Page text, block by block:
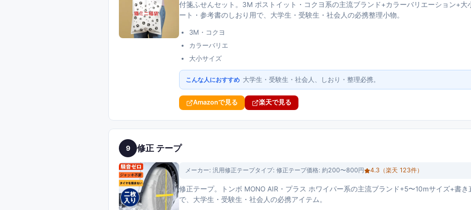
付箋ふせんセット。3M ポストイット・コクヨ系の主流ブランド+カラーバリエーション+大
ート・参考書のしおり用で、大学生・受験生・社会人の必携整理小物。
3M・コクヨ
カラーバリエ
大小サイズ
こんな人におすすめ 大学生・受験生・社会人、しおり・整理必携。
Amazonで見る 楽天で見る
9 修正 テープ
メーカー: 汎用修正テープタイプ: 修正テープ価格: 約200〜800円 4.3 （楽天 123件）
修正テープ。トンボ MONO AIR・プラス ホワイパー系の主流ブランド+5〜10mサイズ+書
で、大学生・受験生・社会人の必携アイテム。